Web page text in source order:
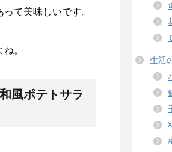
て美味しいです。
。
風ポテトサラ
生活